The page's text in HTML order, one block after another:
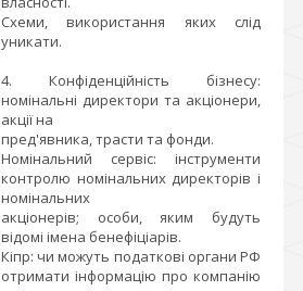
Схеми, використання яких слід
уникати.
4. Конфіденційність бізнесу:
номінальні директори та акціонери,
акції на
пред'явника, трасти та фонди.
Номінальний сервіс: інструменти
контролю номінальних директорів і
номінальних
акціонерів; особи, яким будуть
відомі імена бенефіціарів.
Кіпр: чи можуть податкові органи РФ
отримати інформацію про компанію